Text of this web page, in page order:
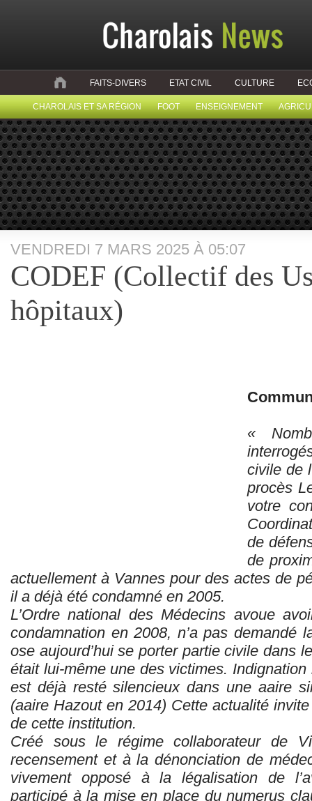
FAITS-DIVERS ETAT CIVIL CULTURE
CHAROLAIS ET SA RÉGION FOOT ENSEIGNEMENT
VENDREDI 7 MARS 2025 À 05:07
CODEF (Collectif des
hôpitaux)
«
civile de
procès
votre
de
de
actuellement à Vannes pour des actes de
il a déjà été condamné en 2005.
L’Ordre national des Médecins avoue
condamnation en 2008, n’a pas demandé
ose aujourd’hui se porter partie civile dans
était lui-même une des victimes. Indignation
est déjà resté silencieux dans une aaire
(aaire Hazout en 2014) Cette actualité
de cette institution.
Créé sous le régime collaborateur de
recensement et à la dénonciation de
vivement opposé à la légalisation de
participé à la mise en place du numerus